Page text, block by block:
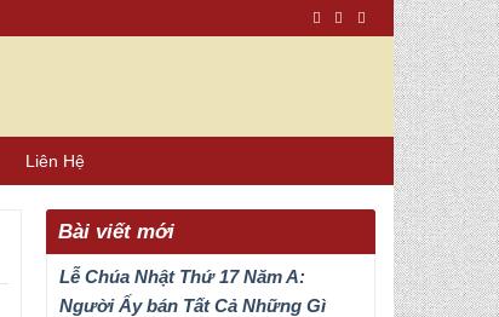
Liên Hệ
Bài viết mới
Lễ Chúa Nhật Thứ 17 Năm A:
Người Ấy bán Tất Cả Những Gì